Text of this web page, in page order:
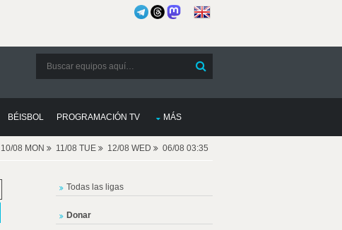
BÉISBOL PROGRAMACIÓN TV MÁS
10/08 MON 11/08 TUE 12/08 WED 06/08 03:35
Todas las ligas
Donar